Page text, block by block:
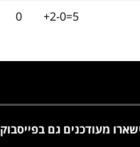
+2-0=5
0
מעודכנים גם בפייסבוק